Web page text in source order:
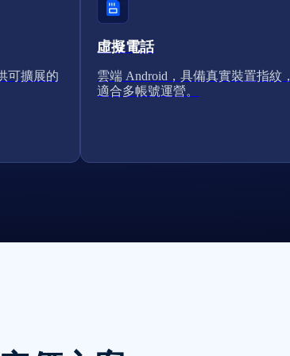
可擴展的
虛擬電話
雲端 Android，具備真實裝置指紋，
適合多帳號運營。